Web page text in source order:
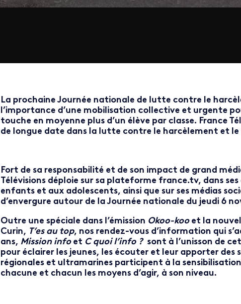
La prochaine Journée nationale de lutte contre le
l’importance d’une mobilisation collective et urgente
touche en moyenne plus d’un élève par classe. France
de longue date dans la lutte contre le harcèlement et
Fort de sa responsabilité et de son impact de grand
Télévisions déploie sur sa plateforme france.tv, dans
enfants et aux adolescents, ainsi que sur ses médias
d’envergure autour de la Journée nationale du jeudi 6
Outre une spéciale dans l’émission Okoo-kooet la
Curin, T’es au top, nos rendez-vous d’information qui
ans, Mission info et C quoi l’info ?sont à l’unisson de
pour éclairer les jeunes, les écouter et leur apporter des
régionales et ultramarines participent à la
chacune et chacun les moyens d’agir, à son niveau.